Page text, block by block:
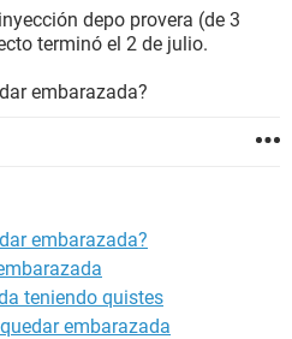
depo provera (de 3
terminó el 2 de julio.
embarazada?
embarazada?
teniendo quistes
embarazada